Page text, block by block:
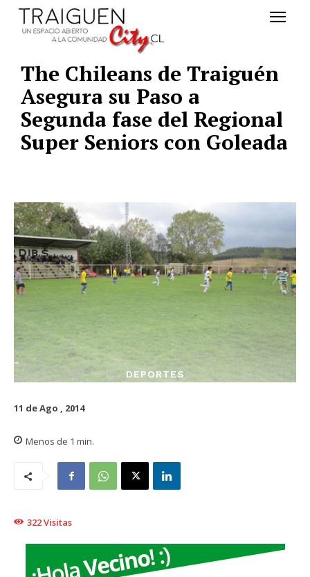
The Chileans de Traiguén
Asegura su Paso a
Segunda fase del Regional
Super Seniors con Goleada
DEPORTES
11 de Ago , 2014
Menos de 1 min.
322Visitas